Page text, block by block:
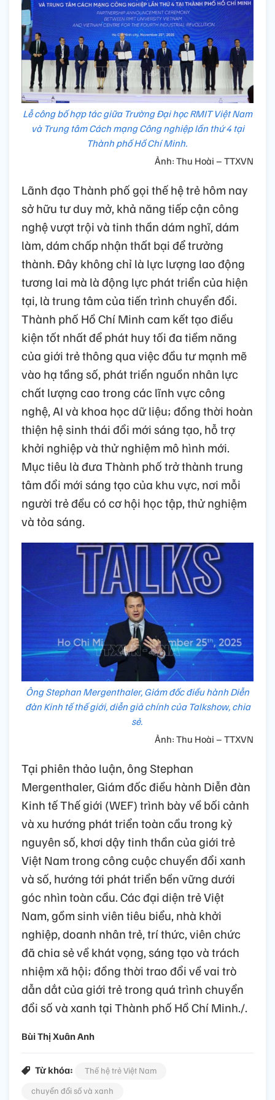
Lễ công bố hợp tác giữa Trường Đại học RMIT Việt Nam
và Trung tâm Cách mạng Công nghiệp lần thứ 4 tại
Thành phố Hồ Chí Minh.
Ảnh: Thu Hoài – TTXVN
Lãnh đạo Thành phố gọi thế hệ trẻ hôm nay
sở hữu tư duy mở, khả năng tiếp cận công
nghệ vượt trội và tinh thần dám nghĩ, dám
làm, dám chấp nhận thất bại để trưởng
thành. Đây không chỉ là lực lượng lao động
tương lai mà là động lực phát triển của hiện
tại, là trung tâm của tiến trình chuyển đổi.
Thành phố Hồ Chí Minh cam kết tạo điều
kiện tốt nhất để phát huy tối đa tiềm năng
của giới trẻ thông qua việc đầu tư mạnh mẽ
vào hạ tầng số, phát triển nguồn nhân lực
chất lượng cao trong các lĩnh vực công
nghệ, AI và khoa học dữ liệu; đồng thời hoàn
thiện hệ sinh thái đổi mới sáng tạo, hỗ trợ
khởi nghiệp và thử nghiệm mô hình mới.
Mục tiêu là đưa Thành phố trở thành trung
tâm đổi mới sáng tạo của khu vực, nơi mỗi
người trẻ đều có cơ hội học tập, thử nghiệm
và tỏa sáng.
Ông Stephan Mergenthaler, Giám đốc điều hành Diễn
đàn Kinh tế thế giới, diễn giả chính của Talkshow, chia
sẻ.
Ảnh: Thu Hoài – TTXVN
Tại phiên thảo luận, ông Stephan
Mergenthaler, Giám đốc điều hành Diễn đàn
Kinh tế Thế giới (WEF) trình bày về bối cảnh
và xu hướng phát triển toàn cầu trong kỷ
nguyên số, khơi dậy tinh thần của giới trẻ
Việt Nam trong công cuộc chuyển đổi xanh
và số, hướng tới phát triển bền vững dưới
góc nhìn toàn cầu. Các đại diện trẻ Việt
Nam, gồm sinh viên tiêu biểu, nhà khởi
nghiệp, doanh nhân trẻ, trí thức, viên chức
đã chia sẻ về khát vọng, sáng tạo và trách
nhiệm xã hội; đồng thời trao đổi về vai trò
dẫn dắt của giới trẻ trong quá trình chuyển
đổi số và xanh tại Thành phố Hồ Chí Minh./.
Bùi Thị Xuân Anh
Từ khóa:
Thế hệ trẻ Việt Nam
chuyển đổi số và xanh